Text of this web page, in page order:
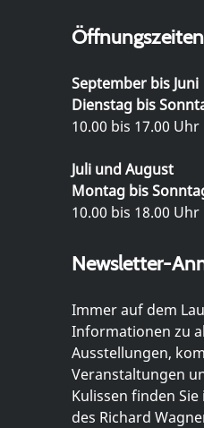
September bis Juni
Dienstag bis
10.00 bis 17.00 Uhr
Juli und August
Montag bis
10.00 bis 18.00 Uhr
Newsletter-
Immer auf dem
Informationen zu
Ausstellungen,
Veranstaltungen
Kulissen finden
des Richard